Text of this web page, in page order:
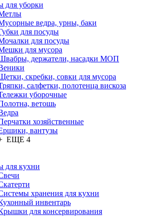
для уборки
ведра, урны, баки
для посуды
для посуды
для мусора
держатели, насадки МОП
скребки, совки для мусора
салфетки, полотенца вискоза
уборочные
ветошь
хозяйственные
вантузы
ЕЩЕ 4
для кухни
хранения для кухни
инвентарь
для консервирования